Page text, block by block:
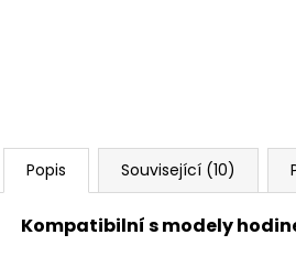
Popis Související (10)
Kompatibilní s modely